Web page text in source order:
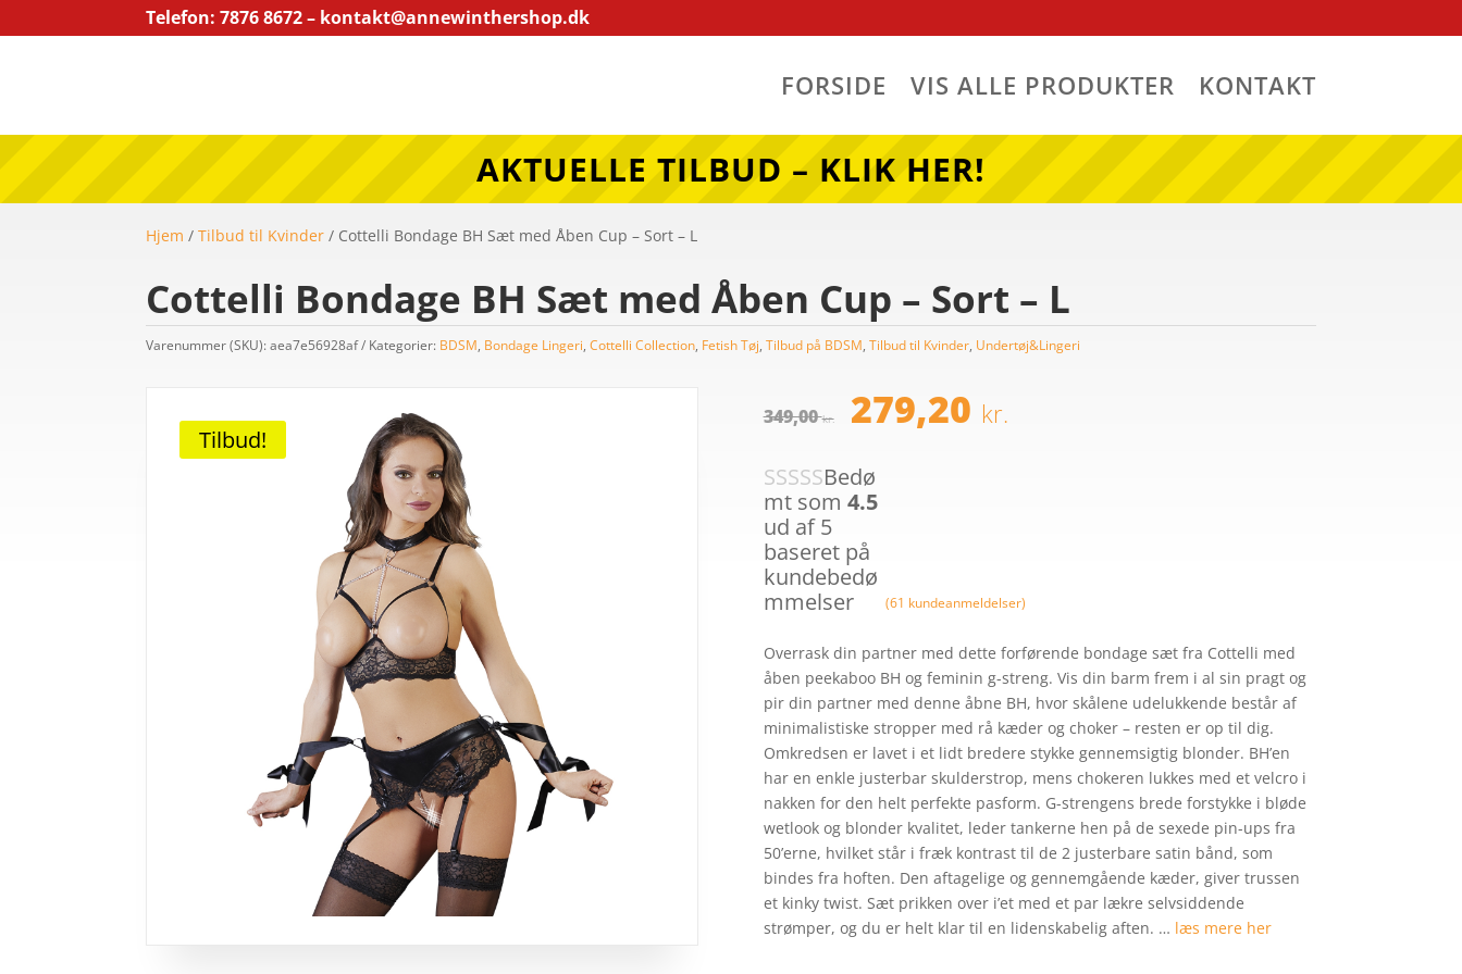
Telefon: 7876 8672 – kontakt@annewinthershop.dk
FORSIDE VIS ALLE PRODUKTER KONTAKT
AKTUELLE TILBUD – KLIK HER!
Hjem /Tilbud til Kvinder / Cottelli Bondage BH Sæt med Åben Cup – Sort – L
Cottelli Bondage BH Sæt med Åben Cup – Sort – L
Varenummer (SKU):aea7e56928af Kategorier: BDSM, Bondage Lingeri,Cottelli Collection, Fetish Tøj,Tilbud på BDSM,Tilbud til Kvinder, Undertøj&Lingeri
Tilbud!
349,00kr. Den
oprindelige
pris
var:
349,00 kr..
279,20 kr.Den
aktuelle
pris
Bedø
mt som 4.5
ud af 5
baseret på
kundebedø
mmelser
(61 kundeanmeldelser)
Overrask din partner med dette forførende bondage sæt fra Cottelli med
åben peekaboo BH og feminin g-streng. Vis din barm frem i al sin pragt og
pir din partner med denne åbne BH, hvor skålene udelukkende består af
minimalistiske stropper med rå kæder og choker – resten er op til dig.
Omkredsen er lavet i et lidt bredere stykke gennemsigtig blonder. BH’en
har en enkle justerbar skulderstrop, mens chokeren lukkes med et velcro i
nakken for den helt perfekte pasform. G-strengens brede forstykke i bløde
wetlook og blonder kvalitet, leder tankerne hen på de sexede pin-ups fra
50’erne, hvilket står i fræk kontrast til de 2 justerbare satin bånd, som
bindes fra hoften. Den aftagelige og gennemgående kæder, giver trussen
et kinky twist. Sæt prikken over i’et med et par lækre selvsiddende
strømper, og du er helt klar til en lidenskabelig aften. … læs mere her